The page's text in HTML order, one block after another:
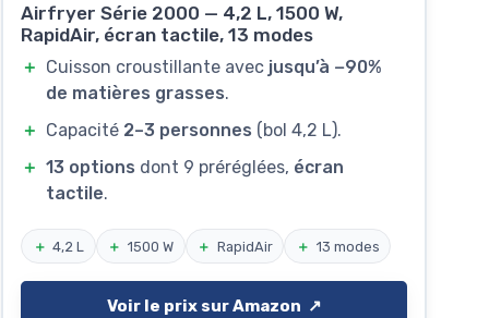
Airfryer Série 2000 — 4,2 L, 1500 W,
RapidAir, écran tactile, 13 modes
＋ Cuisson croustillante avec jusqu’à −90%
de matières grasses.
＋ Capacité 2–3 personnes (bol 4,2 L).
＋ 13 options dont 9 préréglées, écran
tactile.
＋ 4,2 L ＋ 1500 W ＋ RapidAir ＋ 13 modes
Voir le prix sur Amazon ↗️